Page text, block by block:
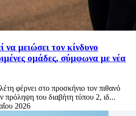
να μειώσει τον κίνδυνο
ομάδες, σύμφωνα με νέα
φέρνει στο προσκήνιο τον πιθανό
πρόληψη του διαβήτη τύπου 2, ιδ...
2026